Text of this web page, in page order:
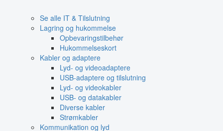
Se alle IT & Tilslutning
Lagring og hukommelse
Opbevaringstilbehør
Hukommelseskort
Kabler og adaptere
Lyd- og videoadaptere
USB-adaptere og tilslutning
Lyd- og videokabler
USB- og datakabler
Diverse kabler
Strømkabler
Kommunikation og lyd